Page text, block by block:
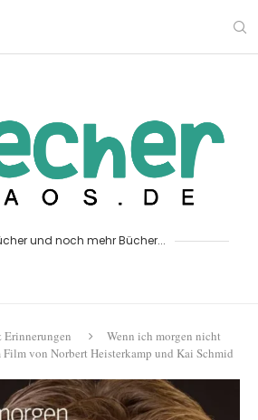
und noch mehr Bücher...
Wenn ich morgen nicht
von Norbert Heisterkamp und Kai Schmid